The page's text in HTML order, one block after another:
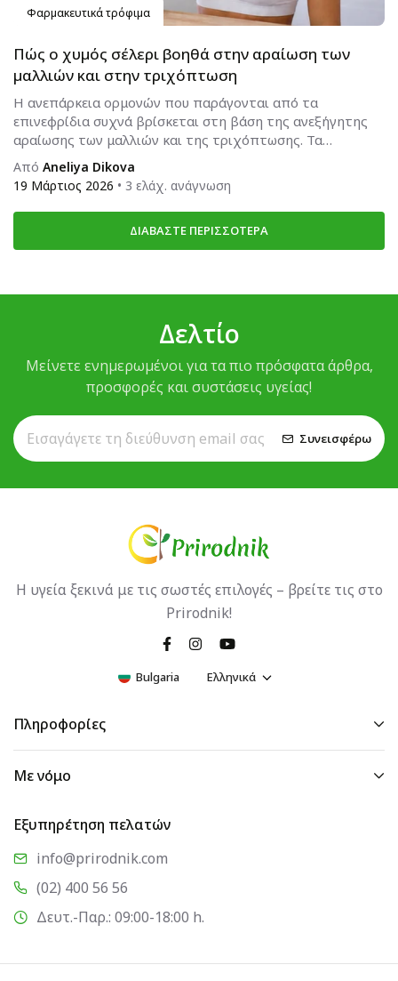
Φαρμακευτικά τρόφιμα
Πώς ο χυμός σέλερι βοηθά στην αραίωση των
μαλλιών και στην τριχόπτωση
Η ανεπάρκεια ορμονών που παράγονται από τα
επινεφρίδια συχνά βρίσκεται στη βάση της ανεξήγητης
αραίωσης των μαλλιών και της τριχόπτωσης. Τα
επινεφρίδια είναι εξαιρετικά πολύπλοκες...
Από Aneliya Dikova
19 Μάρτιος 2026 • 3 ελάχ. ανάγνωση
ΔΙΑΒΆΣΤΕ ΠΕΡΙΣΣΌΤΕΡΑ
Δελτίο
Μείνετε ενημερωμένοι για τα πιο πρόσφατα άρθρα,
προσφορές και συστάσεις υγείας!
Συνεισφέρω
Η υγεία ξεκινά με τις σωστές επιλογές – βρείτε τις στο
Prirodnik!
Bulgaria Ελληνικά
Πληροφορίες
Με νόμο
Εξυπηρέτηση πελατών
info@prirodnik.com
(02) 400 56 56
Δευτ.-Παρ.: 09:00-18:00 h.